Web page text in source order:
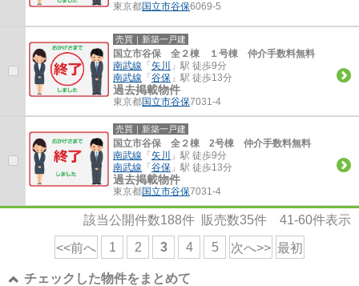
東京都国立市谷保6069-5
売買｜新築一戸建
国立市谷保 全２棟 １号棟 仲介手数料無料
南武線 「 矢川
」駅 徒歩9分
南武線 「 谷保 」駅 徒歩13分
過去掲載物件
東京都国立市谷保7031-4
売買｜新築一戸建
国立市谷保 全２棟 2号棟 仲介手数料無料
南武線 「 矢川
」駅 徒歩9分
南武線 「 谷保 」駅 徒歩13分
過去掲載物件
東京都国立市谷保7031-4
該当公開件数188件 販売数35件 41-60件表示
<<前へ 1 2 3 4 5 次へ>> 最初
チェックした物件をまとめて